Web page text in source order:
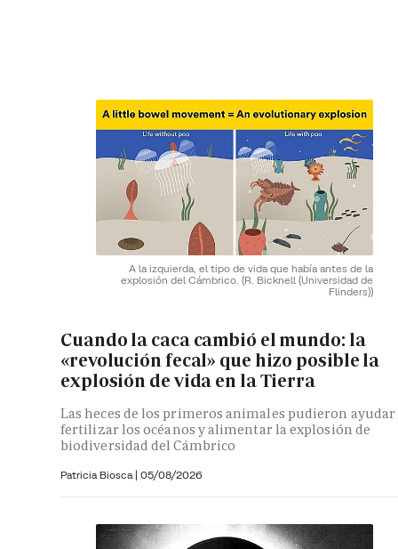
A la izquierda, el tipo de vida que había antes de la
explosión del Cámbrico. (R. Bicknell (Universidad de
Flinders))
Cuando la caca cambió el mundo: la
«revolución fecal» que hizo posible la
explosión de vida en la Tierra
Las heces de los primeros animales pudieron ayudar
fertilizar los océanos y alimentar la explosión de
biodiversidad del Cámbrico
Patricia Biosca | 05/08/2026